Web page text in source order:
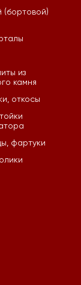
(бортовой)
из
камня
откосы
фартуки